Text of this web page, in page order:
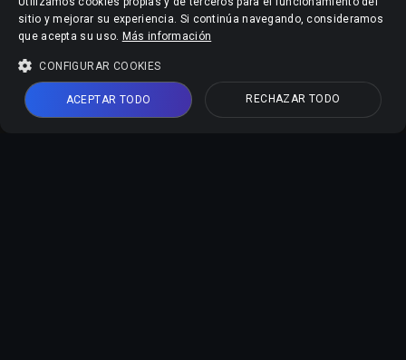
sitio y mejorar su experiencia. Si continúa navegando, consideramos
que acepta su uso. Más información
CONFIGURAR COOKIES
ACEPTAR TODO RECHAZAR TODO